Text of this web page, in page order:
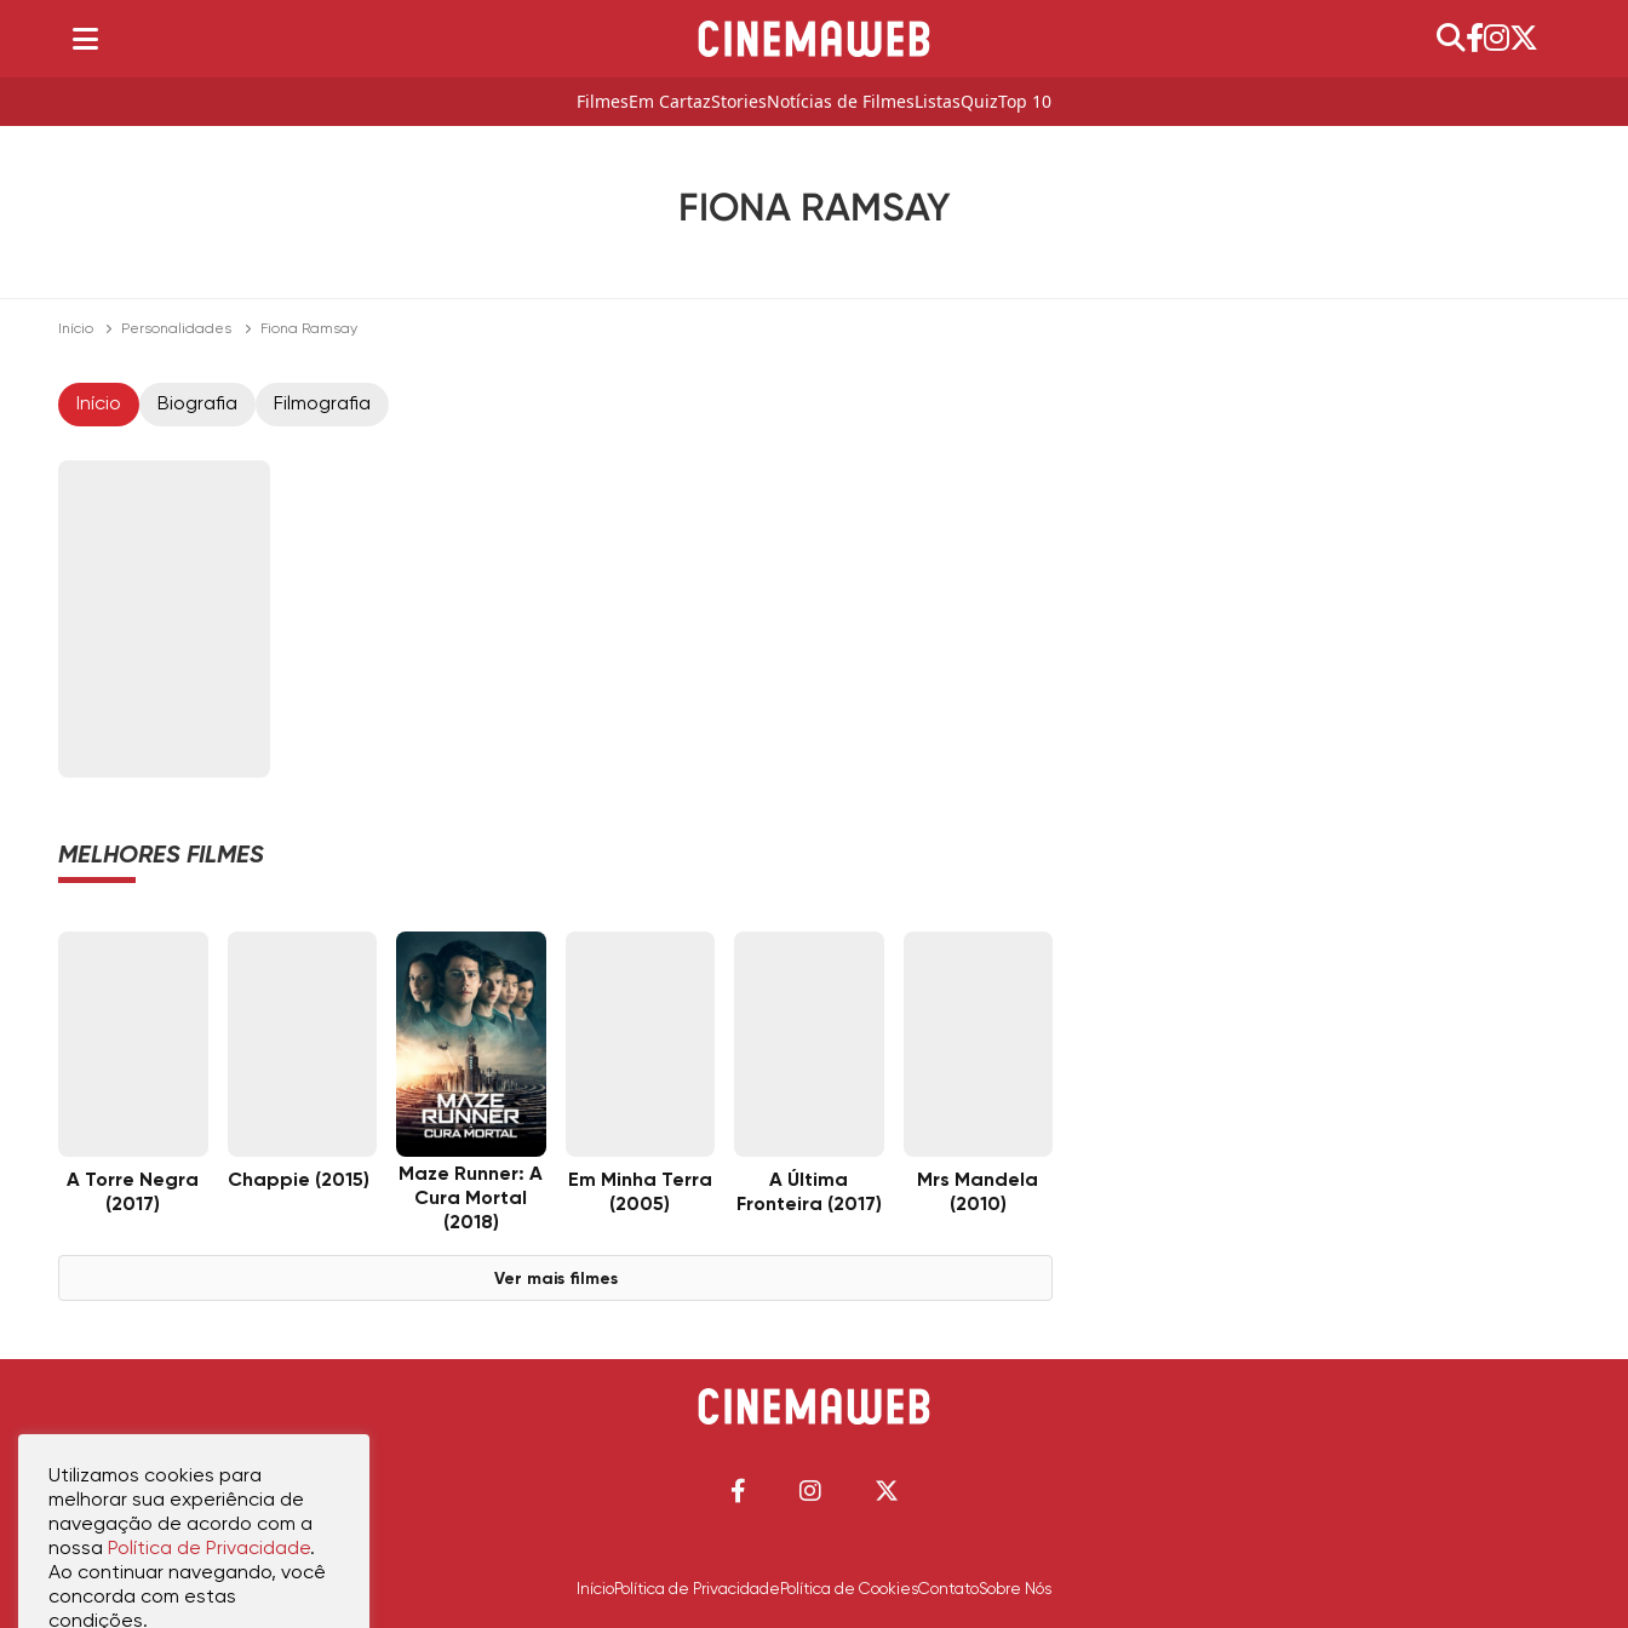
FilmesEm CartazStoriesNotícias de FilmesListasQuizTop 10
FIONA RAMSAY
Início Personalidades Fiona Ramsay
Início Biografia Filmografia
MELHORES FILMES
A Torre Negra
(2017)
Chappie (2015)
Maze Runner: A
Cura Mortal
(2018)
Em Minha Terra
(2005)
A Última
Fronteira (2017)
Mrs Mandela
(2010)
Ver mais filmes
InícioPolítica de Privacidade Política de CookiesContatoSobre Nós
Utilizamos cookies para
melhorar sua experiência de
navegação de acordo com a
nossa Política de Privacidade.
Ao continuar navegando, você
concorda com estas
condições.